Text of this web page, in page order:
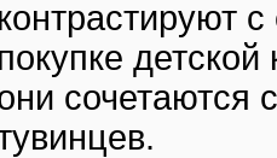
контрастируют
покупке
сочетаются